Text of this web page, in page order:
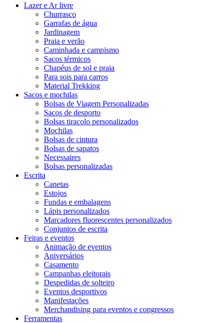
Lazer e Ar livre
Churrasco
Garrafas de água
Jardinagem
Praia e verão
Caminhada e campismo
Sacos térmicos
Chapéus de sol e praia
Para sois para carros
Material Trekking
Sacos e mochilas
Bolsas de Viagem Personalizadas
Sacos de desporto
Bolsas tiracolo personalizados
Mochilas
Bolsas de cintura
Bolsas de sapatos
Necessaires
Bolsas personalizadas
Escrita
Canetas
Estojos
Fundas e embalagens
Lápis personalizados
Marcadores fluorescentes personalizados
Conjuntos de escrita
Feiras e eventos
Animação de eventos
Aniversários
Casamento
Campanhas eleitorais
Despedidas de solteiro
Eventos desportivos
Manifestações
Merchandising para eventos e congressos
Ferramentas